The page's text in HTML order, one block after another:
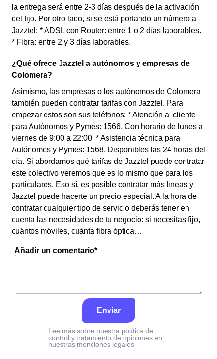
la entrega será entre 2-3 días después de la activación
del fijo. Por otro lado, si se está portando un número a
Jazztel: * ADSL con Router: entre 1 o 2 días laborables.
* Fibra: entre 2 y 3 días laborables.
¿Qué ofrece Jazztel a autónomos y empresas de
Colomera?
Asimismo, las empresas o los autónomos de Colomera
también pueden contratar tarifas con Jazztel. Para
empezar estos son sus teléfonos: * Atención al cliente
para Autónomos y Pymes: 1566. Con horario de lunes a
viernes de 9:00 a 22:00. * Asistencia técnica para
Autónomos y Pymes: 1568. Disponibles las 24 horas del
día. Si abordamos qué tarifas de Jazztel puede contratar
este colectivo veremos que es lo mismo que para los
particulares. Eso sí, es posible contratar más líneas y
Jazztel puede hacerte un precio especial. A la hora de
contratar cualquier tipo de servicio deberás tener en
cuenta las necesidades de tu negocio: si necesitas fijo,
cuántos móviles, cuánta fibra óptica…
Añadir un comentario*
Enviar
Lee más sobre nuestra política de
control y tratamiento de opiniones en
nuestras menciones legales